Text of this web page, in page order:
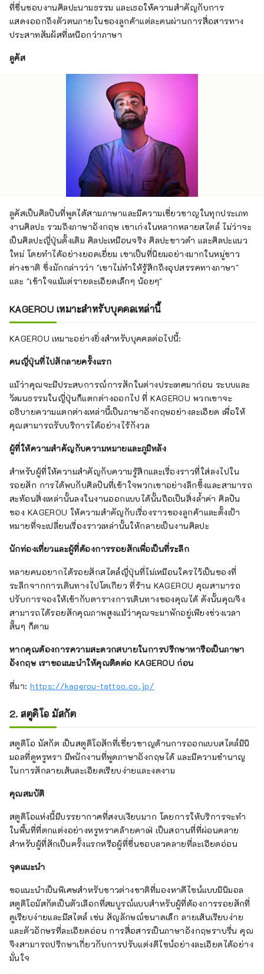
ที่ชื่นชอบงานศิลปะนามธรรม และเธอให้ความสำคัญกับการ
แสดงออกถึงตัวตนภายในของลูกค้าแต่ละคนผ่านการสื่อสารทาง
ประสาทสัมผัสที่เหนือกว่าภาษา
ลูคัส
ลูคัสเป็นศิลปินที่พูดได้สามภาษาและมีความเชี่ยวชาญในทุกประเภท
งานศิลปะ รวมถึงภาษาอังกฤษ เขาเก่งในหลากหลายสไตล์ ไม่ว่าจะ
เป็นศิลปะญี่ปุ่นดั้งเดิม ศิลปะเหมือนจริง ศิลปะขาวดำ และศิลปะแนว
ใหม่ โดยทำได้อย่างยอดเยี่ยม เขาเป็นที่นิยมอย่างมากในหมู่ชาว
ต่างชาติ ซึ่งมักกล่าวว่า "เขาไม่ทำให้รู้สึกถึงอุปสรรคทางภาษา"
และ "เข้าใจแม้แต่รายละเอียดเล็กๆ น้อยๆ"
KAGEROU เหมาะสำหรับบุคคลเหล่านี้
KAGEROU เหมาะอย่างยิ่งสำหรับบุคคลต่อไปนี้:
คนญี่ปุ่นที่ไปสักลายครั้งแรก
แม้ว่าคุณจะมีประสบการณ์การสักในต่างประเทศมาก่อน ระบบและ
วัฒนธรรมในญี่ปุ่นก็แตกต่างออกไป ที่ KAGEROU พวกเขาจะ
อธิบายความแตกต่างเหล่านี้เป็นภาษาอังกฤษอย่างละเอียด เพื่อให้
คุณสามารถรับบริการได้อย่างไร้กังวล
ผู้ที่ให้ความสำคัญกับความหมายและภูมิหลัง
สำหรับผู้ที่ให้ความสำคัญกับความรู้สึกและเรื่องราวที่ใส่ลงไปใน
รอยสัก การได้พบกับศิลปินที่เข้าใจพวกเขาอย่างลึกซึ้งและสามารถ
สะท้อนสิ่งเหล่านั้นลงในงานออกแบบได้นั้นถือเป็นสิ่งล้ำค่า ศิลปิน
ของ KAGEROU ให้ความสำคัญกับเรื่องราวของลูกค้าและตั้งเป้า
หมายที่จะเปลี่ยนเรื่องราวเหล่านั้นให้กลายเป็นงานศิลปะ
นักท่องเที่ยวและผู้ที่ต้องการรอยสักเพื่อเป็นที่ระลึก
หลายคนอยากได้รอยสักสไตล์ญี่ปุ่นที่ไม่เหมือนใครไว้เป็นของที่
ระลึกจากการเดินทางไปโตเกียว ที่ร้าน KAGEROU คุณสามารถ
ปรับการจองให้เข้ากับตารางการเดินทางของคุณได้ ดังนั้นคุณจึง
สามารถได้รอยสักคุณภาพสูงแม้ว่าคุณจะมาพักอยู่เพียงช่วงเวลา
สั้นๆ ก็ตาม
หากคุณต้องการความสะดวกสบายในการปรึกษาหารือเป็นภาษา
อังกฤษ เราขอแนะนำให้คุณติดต่อ KAGEROU ก่อน
ที่มา:https://kagerou-tattoo.co.jp/
2. สตูดิโอ มัสกัต
สตูดิโอ มัสกัต เป็นสตูดิโอสักที่เชี่ยวชาญด้านการออกแบบสไตล์มินิ
มอลที่ดูหรูหรา มีพนักงานที่พูดภาษาอังกฤษได้ และมีความชำนาญ
ในการสักลายเส้นละเอียดเรียบง่ายและงดงาม
คุณสมบัติ
สตูดิโอแห่งนี้มีบรรยากาศที่สงบเงียบมาก โดยการให้บริการจะทำ
ในพื้นที่ที่ตกแต่งอย่างหรูหราคล้ายคาเฟ่ เป็นสถานที่ที่ผ่อนคลาย
สำหรับผู้ที่สักเป็นครั้งแรกหรือผู้ที่ชื่นชอบลวดลายที่ละเอียดอ่อน
จุดแนะนำ
ขอแนะนำเป็นพิเศษสำหรับชาวต่างชาติที่มองหาดีไซน์แบบมินิมอล
สตูดิโอมัสกัตเป็นตัวเลือกที่สมบูรณ์แบบสำหรับผู้ที่ต้องการรอยสักที่
ดูเรียบง่ายและมีสไตล์ เช่น สัญลักษณ์ขนาดเล็ก ลายเส้นเรียบง่าย
และตัวอักษรที่ละเอียดอ่อน การสื่อสารเป็นภาษาอังกฤษราบรื่น คุณ
จึงสามารถปรึกษาเกี่ยวกับการปรับแต่งดีไซน์อย่างละเอียดได้อย่าง
มั่นใจ